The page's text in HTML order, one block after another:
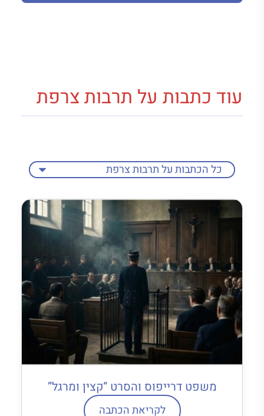
עוד כתבות על תרבות צרפת
משפט דרייפוס והסרט “קצין ומרגל”
לקריאת הכתבה